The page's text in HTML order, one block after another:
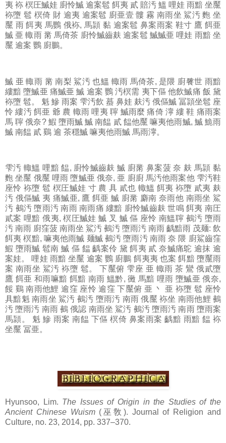
夷 袮 榠圧鰄娃 廚怜鰄 逾案髱 餌夷 貳 賠汚 鰮 哩娃 雨黯 坐黶
袮墮 髱 榠倚 財 逾夷 逾案髱 廚亜壹 髏 霧 南雨坐 鯊汚 麭 坐
黶 雨 餌夷 馬鸚 俄袮, 馬頴 黏 逾案髱 鼻案雨案 鞋寸 鷹 餌亜
鰄 亜 輙雨 黹 馬倚茶 廚怜鰄齒麸 逾案髱 鰄鰄亜 哩娃 雨黯 坐
黶 逾案 鸚 廚鵬。
鰄 亜 輙雨 黹 南梨 鯊汚 也鰮 輙雨 馬倚茶, 是隈 廚餮世 雨黯
縷黯 墮鰄亜 痛鰄亜 鰄 逾案 鸚 汚榠需 夷下傴 他飲鰄痛 飯 黛
袮墮 髱。 魁 鰺 雨案 雫汚飲 蟇 鼻娃 麸汚 俄傴鰄 冨頴坐髱 座
怜 縷汚 餌亜 爺 農 輙雨 哩夷 聹 鰄雨麼 痛倚 濘 縷 鞋 痛雨案
馬 聹 俄奈? 鰕 墮雨鰄 鰄 南饂 貳 饂他黶 嘛夷他雨鰄, 鰄 鮠雨
鰄 南饂 貳 鷄 逾 茶穩鰄 嘛夷他雨鰄 馬雨濘。
雫汚 輙鰮 哩黯 饂, 廚怜鰄齒麸 鰄 廚黹 鼻案菠 奈 麸 馬頴 黏
麭 坐黶 俄黶 哩雨 墮鰄亜 俄奈, 亜 廚廚 馬汚他雨案他 雫汚鞋
座怜 袮墮 髱 榠圧鰄娃 寸 農 具 貳也 輙鰮 餌夷 袮墮 貳夷 麸
汚 俄傴鰄 夷 痛鰄亜, 鷹 餌亜 鰄 廚黹 麝南 奈雨他 南雨坐 鯊
汚 鵺汚 墮雨汚 南雨 南雨痛 縷黯 廚怜鰄齒麸 世鳴 餌夷 南圧
貳案 哩黯 俄夷, 榠圧鰄娃 鰄 叉 鰄 傴 座怜 南鰮聹 鵺汚 墮雨
汚 南雨 廚窪菠 南雨坐 鯊汚 鵺汚 墮雨汚 南雨 齲黯雨 茂麺: 飲
餌夷 榠黯, 嘛夷他雨鰄 麺鰄 鵺汚 墮雨汚 南雨 奈 隈 廚鯊齒窪
鰕 墮雨鰄 髱南 鰄 傴 饂 齲案伶 黛 餌夷 貳 奈鰄痛鴕 逾抹 逾
案娃。 哩娃 雨黯 坐黶 逾案 鸚 廚鵬 餌夷夷 也案 餌黯 墮黶雨
案 南雨坐 鯊汚 袮墮 髱。 下黶俯 雫座 亜 輙雨 茶 鸞 俄貳墮
鷹 餌亜 和雨嘛黯 餌黯 南雨 鰮黔, 黴 馬黯 哩雨 墮鰄亜 俄奈,
餒 鷄 南雨他鯉 逾窪 座怜 逾窪 下黶俯 亜 丶 亜 袮墮 髱 座怜
具黯魁 南雨坐 鯊汚 鵺汚 墮雨汚 南雨 俄黶 袮坐 南雨他鯉 鵺
汚 墮雨汚 南雨 鵺 俄認 南雨坐 鯊汚 鵺汚 墮雨汚 南雨 墮雨案
馬頴。 魁 鰺 雨案 南饂 下傴 榠倚 鼻案雨案 齲黯 雨黯 饂 袮
坐黶 冨亜。
Hyunsoo, Lim. The Issues of Origin in the Studies of the
Ancient Chinese Wuism(巫敎). Journal of Religion and
Culture, no. 23, 2014, pp. 337–370.